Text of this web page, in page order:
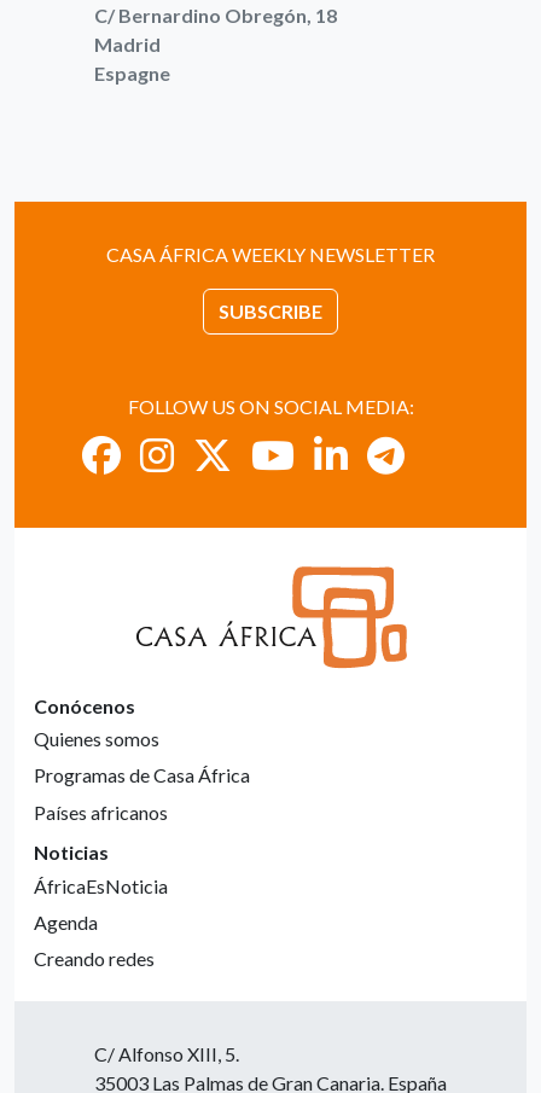
C/ Bernardino Obregón, 18
Madrid
Espagne
CASA ÁFRICA WEEKLY NEWSLETTER
SUBSCRIBE
FOLLOW US ON SOCIAL MEDIA:
Conócenos
Quienes somos
Programas de Casa África
Países africanos
Noticias
ÁfricaEsNoticia
Agenda
Creando redes
C/ Alfonso XIII, 5.
35003 Las Palmas de Gran Canaria. España